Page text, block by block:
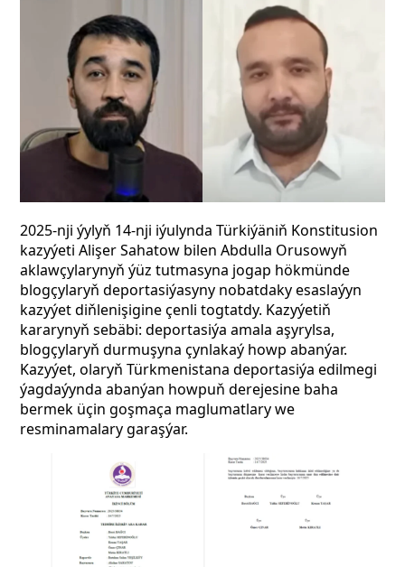
2025-nji ýylyň 14-nji iýulynda Türkiýäniň Konstitusion
kazyýeti Alişer Sahatow bilen Abdulla Orusowyň
aklawçylarynyň ýüz tutmasyna jogap hökmünde
blogçylaryň deportasiýasyny nobatdaky esaslaýyn
kazyýet diňlenişigine çenli togtatdy. Kazyýetiň
kararynyň sebäbi: deportasiýa amala aşyrylsa,
blogçylaryň durmuşyna çynlakaý howp abanýar.
Kazyýet, olaryň Türkmenistana deportasiýa edilmegi
ýagdaýynda abanýan howpuň derejesine baha
bermek üçin goşmaça maglumatlary we
resminamalary garaşýar.